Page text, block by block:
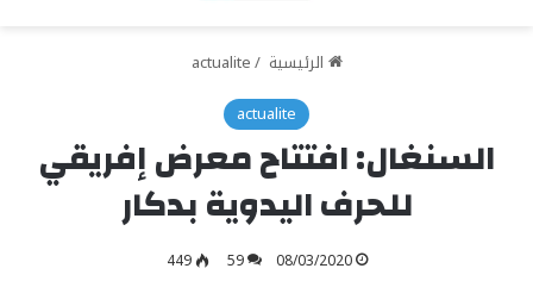
الرئيسية /
actualite
actualite
السنغال: افتتاح معرض إفريقي
للحرف اليدوية بدكار
08/03/2020
59
449